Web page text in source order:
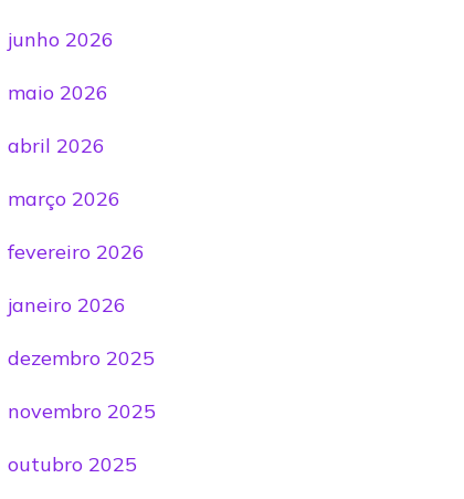
junho 2026
maio 2026
abril 2026
março 2026
fevereiro 2026
janeiro 2026
dezembro 2025
novembro 2025
outubro 2025